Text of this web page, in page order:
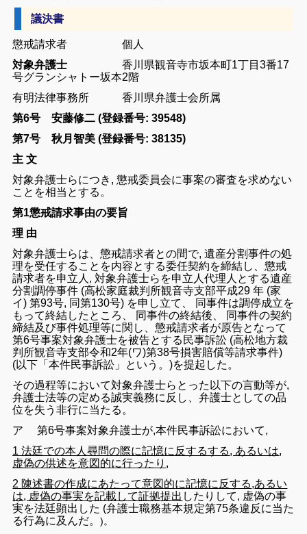
議決書
懲戒請求者 個人
対象弁護士 香川 県観音寺市坂本町1丁目3番17
号グランシャトー坂本2階
有明法律事務所香川 県弁護士会所属
第6号 安藤修二(登録番号: 39548)
第7号 秋月智美 (登録番号: 38135)
主 文
対象弁護士らにつき ,懲戒委員会に事案の審査を求めない
こと を相当 とする 。
第1懲戒請求事由の要旨
理 由
対象弁護士らは 、懲戒請求者との間で,遺産分割事件の処
理を受任するこ と を内容とする委任契約を締結し 、懲戒
請求者を申立 人 ,対象弁護士ら を申立人代理人 とする遺産
分割調停事件 (高松家庭裁判所観音寺支部平成29年 (家
イ)第93号, 同第130号) を申し立て 同事件は調停成立を
もって終結した ところ 同事件の終結後 同事件の契約
締結及び事件処理等に関 し 、懲戒請求者が原告と なって
第6号事案対象弁護士を被告とする 民事訴訟 (高松地方裁
判所観音寺支部令和2年(ワ)第38号損害賠償等請求事件)
(以下 「本件民事訴訟 」 という 。)を提起 した 。
その過程等において対象弁護士ら とった 以下の言動等が,
弁護士法等の定める誠実義務に 反し 、弁護士としての品
位を失う非行に当たる 。
ア第6号事案対象弁護士が,本件民事訴訟において,
1法廷での本人尋問の際に記憶に反するする, あるいは,
虚偽の供述を意図 的に行ったり ,
2 陳述書の作成にあたって意図 的に記憶に 反する,あるい
は, 虚偽の事実を記載して証拠提出 したり して, 虚偽の事
実を法廷顕出した (弁護士職務基本規定第75条違反 に当た
る行為に 及んだ。)。